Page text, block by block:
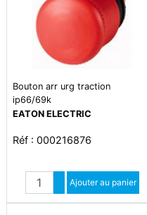
Bouton arr urg traction
ip66/69k
EATON ELECTRIC
Réf : 000216876
Quantité
Augmenter quantité
Diminuer quantité
Ajouter au panier